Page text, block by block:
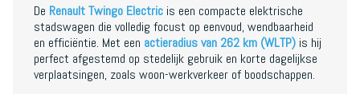
De Renault Twingo Electric is een compacte elektrische
stadswagen die volledig focust op eenvoud, wendbaarheid
en efficiëntie. Met een actieradius van 262 km (WLTP) is hij
perfect afgestemd op stedelijk gebruik en korte dagelijkse
verplaatsingen, zoals woon-werkverkeer of boodschappen.